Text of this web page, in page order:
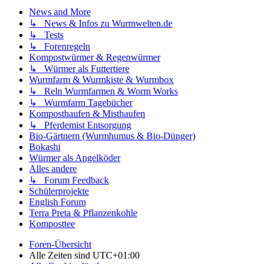
News and More
↳ News & Infos zu Wurmwelten.de
↳ Tests
↳ Forenregeln
Kompostwürmer & Regenwürmer
↳ Würmer als Futtertiere
Wurmfarm & Wurmkiste & Wurmbox
↳ Reln Wurmfarmen & Worm Works
↳ Wurmfarm Tagebücher
Komposthaufen & Misthaufen
↳ Pferdemist Entsorgung
Bio-Gärtnern (Wurmhumus & Bio-Dünger)
Bokashi
Würmer als Angelköder
Alles andere
↳ Forum Feedback
Schülerprojekte
English Forum
Terra Preta & Pflanzenkohle
Komposttee
Foren-Übersicht
Alle Zeiten sind UTC+01:00